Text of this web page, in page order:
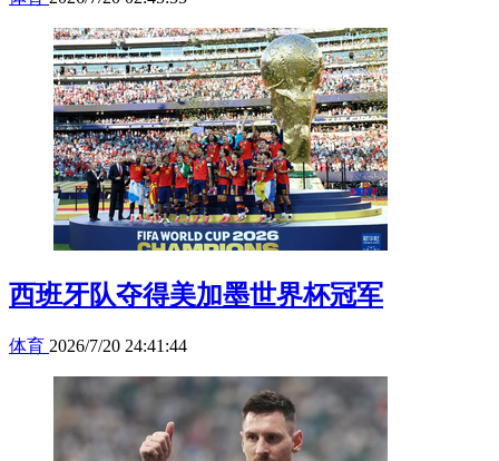
西班牙队夺得美加墨世界杯冠军
体育 2026/7/20 24:41:44